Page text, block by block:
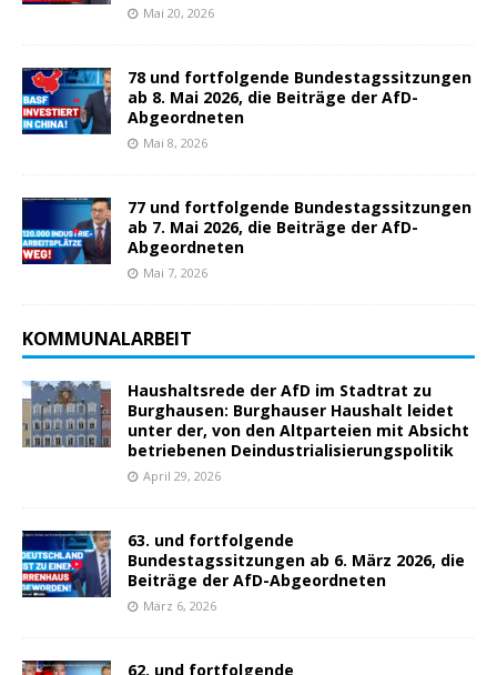
Mai 20, 2026
78 und fortfolgende Bundestagssitzungen
ab 8. Mai 2026, die Beiträge der AfD-
Abgeordneten
Mai 8, 2026
77 und fortfolgende Bundestagssitzungen
ab 7. Mai 2026, die Beiträge der AfD-
Abgeordneten
Mai 7, 2026
KOMMUNALARBEIT
Haushaltsrede der AfD im Stadtrat zu
Burghausen: Burghauser Haushalt leidet
unter der, von den Altparteien mit Absicht
betriebenen Deindustrialisierungspolitik
April 29, 2026
63. und fortfolgende
Bundestagssitzungen ab 6. März 2026, die
Beiträge der AfD-Abgeordneten
März 6, 2026
62. und fortfolgende